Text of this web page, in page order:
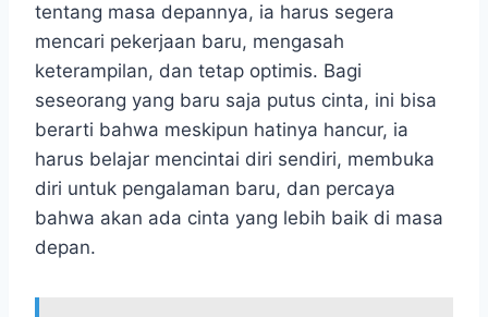
tentang masa depannya, ia harus segera
mencari pekerjaan baru, mengasah
keterampilan, dan tetap optimis. Bagi
seseorang yang baru saja putus cinta, ini bisa
berarti bahwa meskipun hatinya hancur, ia
harus belajar mencintai diri sendiri, membuka
diri untuk pengalaman baru, dan percaya
bahwa akan ada cinta yang lebih baik di masa
depan.